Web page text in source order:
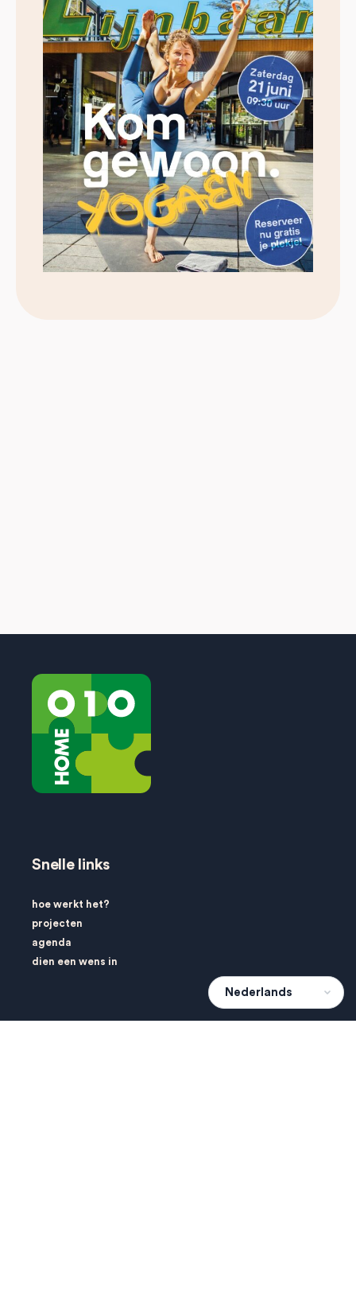
Snelle links
hoe werkt het?
projecten
agenda
dien een wens in